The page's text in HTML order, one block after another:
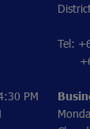
PM
Tel: